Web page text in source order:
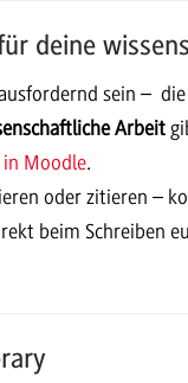
deine
sein –
Arbeit
Moodle.
oder zitieren –
beim Schreiben